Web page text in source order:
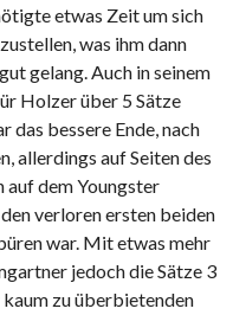
etwas Zeit um sich
was ihm dann
gelang. Auch in seinem
Holzer über 5 Sätze
das bessere Ende, nach
allerdings auf Seiten des
auf dem Youngster
verloren ersten beiden
war. Mit etwas mehr
jedoch die Sätze 3
kaum zu überbietenden